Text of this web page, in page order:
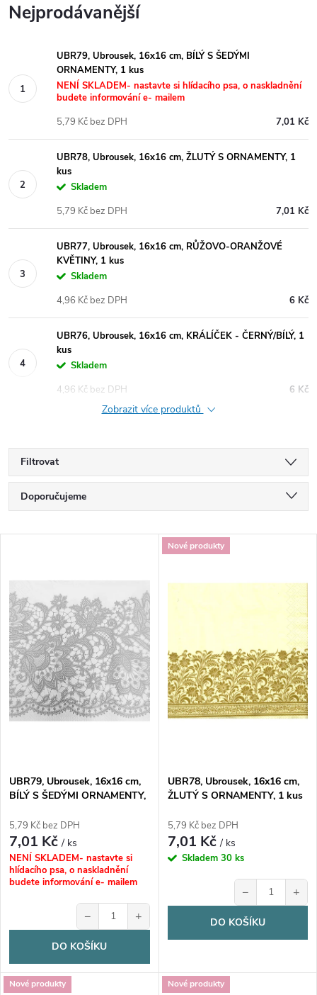
Nejprodávanější
UBR79, Ubrousek, 16x16 cm, BÍLÝ S ŠEDÝMI
ORNAMENTY, 1 kus
NENÍ SKLADEM- nastavte si hlídacího psa, o naskladnění
budete informování e- mailem
7,01 Kč
5,79 Kč bez DPH
UBR78, Ubrousek, 16x16 cm, ŽLUTÝ S ORNAMENTY, 1
kus
Skladem
7,01 Kč
5,79 Kč bez DPH
UBR77, Ubrousek, 16x16 cm, RŮŽOVO-ORANŽOVÉ
KVĚTINY, 1 kus
Skladem
6 Kč
4,96 Kč bez DPH
UBR76, Ubrousek, 16x16 cm, KRÁLÍČEK - ČERNÝ/BÍLÝ, 1
kus
Skladem
6 Kč
4,96 Kč bez DPH
Zobrazit více produktů
Filtrovat
Ř
a
e
n
í
p
o
d
u
k
t
ů
Doporučujeme
Nejprodávanější
Abecedně
ý
p
i
s
p
o
d
u
t
ů
UBR79, Ubrousek, 16x16 cm,
BÍLÝ S ŠEDÝMI ORNAMENTY,
5,79 Kč bez DPH
7,01 Kč/ ks
NENÍ SKLADEM- nastavte si
hlídacího psa, o naskladnění
budete informování e- mailem
− +
DO KOŠÍKU
Nové produkty
UBR78, Ubrousek, 16x16 cm,
ŽLUTÝ S ORNAMENTY, 1 kus
5,79 Kč bez DPH
7,01 Kč/ ks
Skladem 30 ks
− +
DO KOŠÍKU
Nové produkty Nové produkty